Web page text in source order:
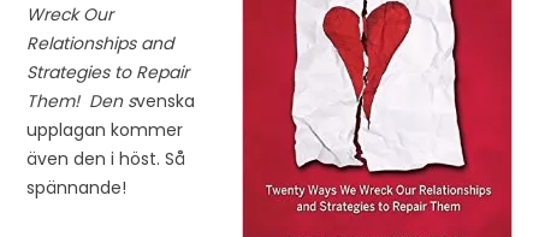
Wreck Our
Relationships and
Strategies to Repair
Them! Den svenska
upplagan kommer
även den i höst. Så
spännande!